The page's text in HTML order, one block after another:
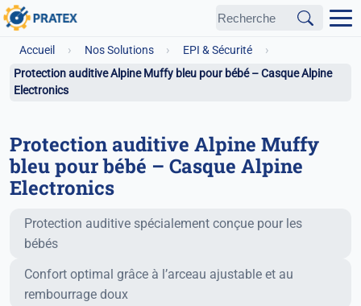
Accueil › Nos Solutions › EPI & Sécurité ›
Protection auditive Alpine Muffy bleu pour bébé – Casque Alpine
Electronics
Protection auditive Alpine Muffy
bleu pour bébé – Casque Alpine
Electronics
Fonctionnalités principales
Protection auditive spécialement conçue pour les
bébés
Confort optimal grâce à l’arceau ajustable et au
rembourrage doux